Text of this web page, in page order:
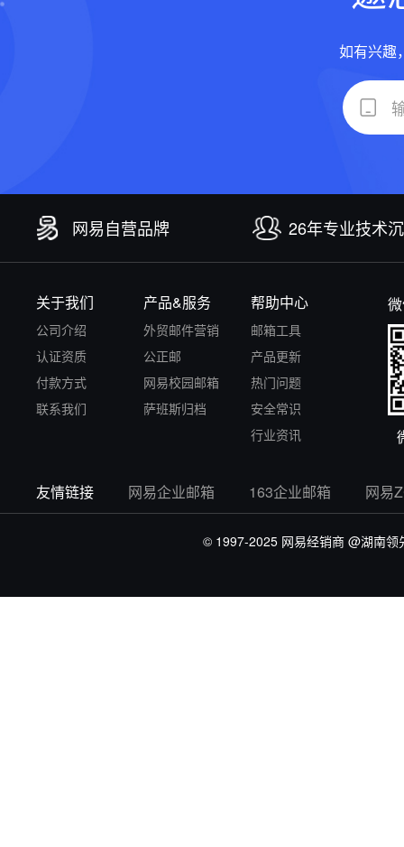
如有兴趣
网易自营品牌 26年专业技术
关于我们
公司介绍
认证资质
付款方式
联系我们
产品&服务
外贸邮件营销
公正邮
网易校园邮箱
萨班斯归档
帮助中心
邮箱工具
产品更新
热门问题
安全常识
行业资讯
友情链接 网易企业邮箱 163企业邮箱 网易
© 1997-2025 网易经销商 @湖南领